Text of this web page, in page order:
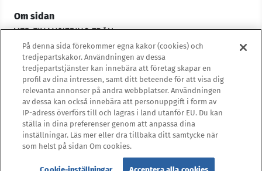
Om sidan
På denna sida förekommer egna kakor (cookies) och
tredjepartskakor. Användningen av dessa
tredjepartstjänster kan innebära att företag skapar en
profil av dina intressen, samt ditt beteende för att visa dig
relevanta annonser på andra webbplatser. Användningen
av dessa kan också innebära att personuppgift i form av
IP-adress överförs till och lagras i land utanför EU. Du kan
ställa in dina preferenser genom att anpassa dina
inställningar. Läs mer eller dra tillbaka ditt samtycke när
som helst på sidan Om cookies.